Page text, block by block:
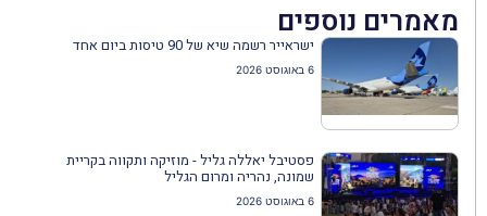
מאמרים נוספים
ישראייר רשמה שיא של 90 טיסות ביום אחד
6 באוגוסט 2026
פסטיבל יאללה גליל - מוזיקה ותקווה בקריית
שמונה, נהריה ומרום הגליל
6 באוגוסט 2026